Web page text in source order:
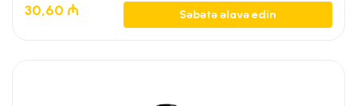
30,60 ₼ Səbətə əlavə edin